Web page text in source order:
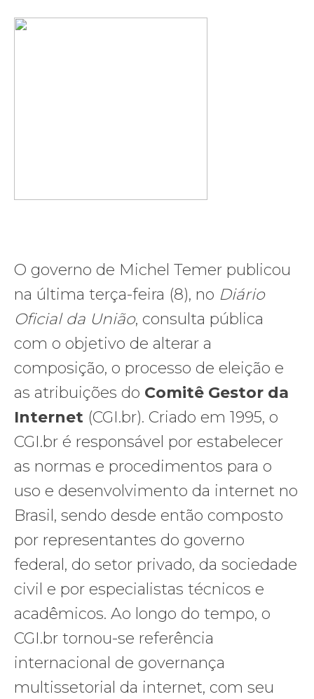
O governo de Michel Temer publicou
na última terça-feira (8), no Diário
Oficial da União, consulta pública
com o objetivo de alterar a
composição, o processo de eleição e
as atribuições do Comitê Gestor da
Internet (CGI.br). Criado em 1995, o
CGI.br é responsável por estabelecer
as normas e procedimentos para o
uso e desenvolvimento da internet no
Brasil, sendo desde então composto
por representantes do governo
federal, do setor privado, da sociedade
civil e por especialistas técnicos e
acadêmicos. Ao longo do tempo, o
CGI.br tornou-se referência
internacional de governança
multissetorial da internet, com seu